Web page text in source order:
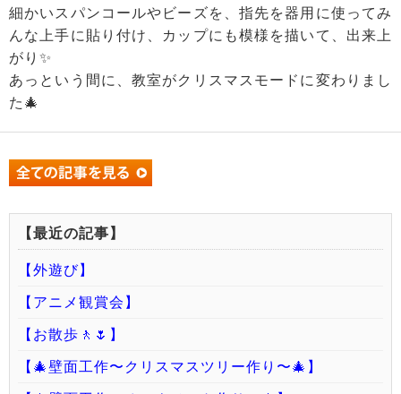
細かいスパンコールやビーズを、指先を器用に使ってみ
んな上手に貼り付け、カップにも模様を描いて、出来上
がり✨
あっという間に、教室がクリスマスモードに変わりまし
た🎄
【最近の記事】
【外遊び】
【アニメ観賞会】
【お散歩🚶🌷】
【🎄壁面工作〜クリスマスツリー作り〜🎄】